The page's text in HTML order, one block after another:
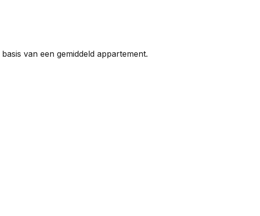
van een gemiddeld appartement.